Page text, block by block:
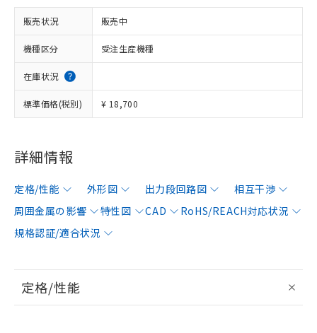
販売状況 販売中
機種区分 受注生産機種
在庫状況
標準価格(税別) ¥ 18,700
詳細情報
定格/性能 外形図 出力段回路図
相互干渉
周囲金属の影響
特性図 CAD
RoHS/REACH対応状況
規格認証/適合状況
定格/性能